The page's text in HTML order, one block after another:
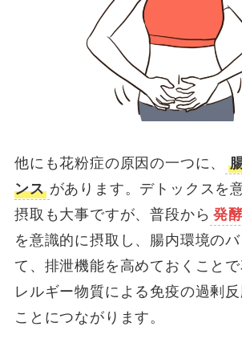
他にも花粉症の原因の一つに、
ンス があります。デトックスを
摂取も大事ですが、普段から 発
を意識的に摂取し、腸内環境のバ
て、排泄機能を高めておくこと
レルギー物質による免疫の過剰
ことにつながります。